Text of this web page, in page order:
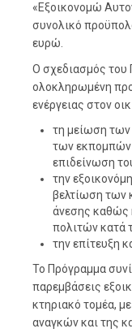
«Εξοικονομώ
συνολικό
ευρώ.
Ο σχεδιασμός του
ολοκληρωμένη
ενέργειας στον
τη μείωση των
των
επιδείνωση
την
βελτίωση των
άνεσης καθώς
πολιτών κατά
την επίτευξη
Το Πρόγραμμα
παρεμβάσεις
κτηριακό τομέα,
αναγκών και της